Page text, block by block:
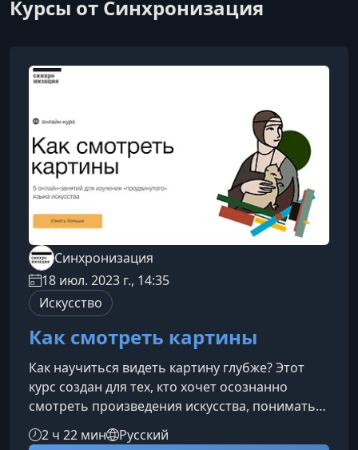
Курсы от Синхронизация
Синхронизация
18 июл. 2023 г., 14:35
Искусство
Как смотреть картины
Как научиться видеть картину глубже? Этот
курс создан для тех, кто хочет осознанно
смотреть произведения искусства, понимать
скрытые смыслы и получать больше
удовольствия от посещения музеев. В
2 ч 22 мин Русский